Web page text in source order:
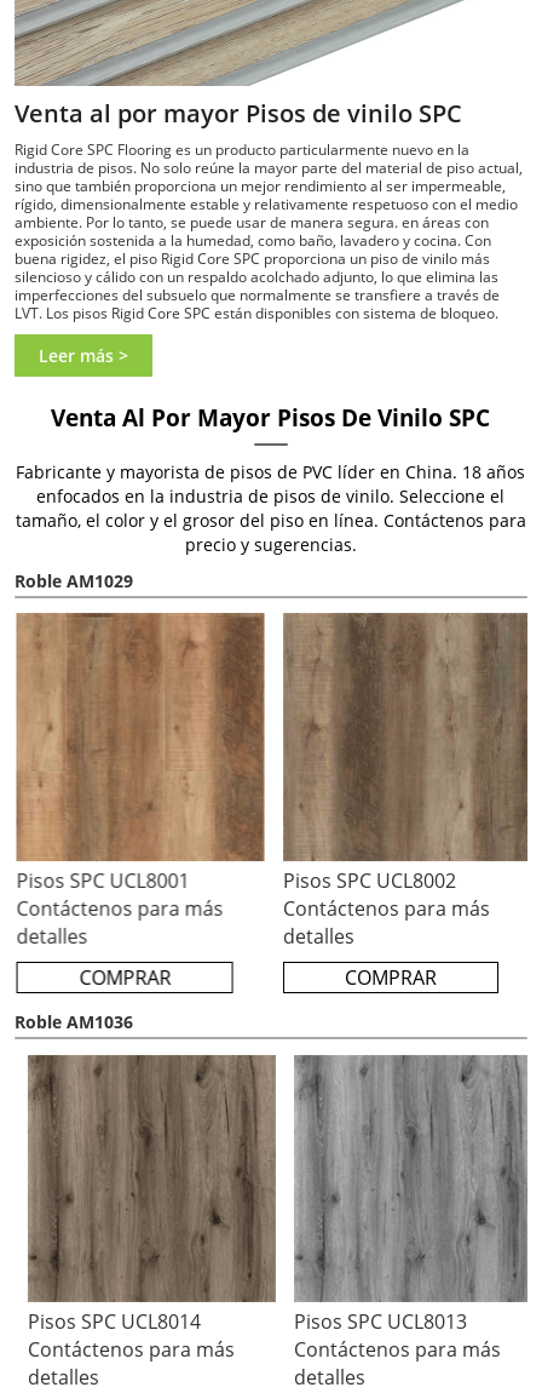
Venta al por mayor Pisos de vinilo SPC
Rigid Core SPC Flooring es un producto particularmente nuevo en la
industria de pisos. No solo reúne la mayor parte del material de piso actual,
sino que también proporciona un mejor rendimiento al ser impermeable,
rígido, dimensionalmente estable y relativamente respetuoso con el medio
ambiente. Por lo tanto, se puede usar de manera segura. en áreas con
exposición sostenida a la humedad, como baño, lavadero y cocina. Con
buena rigidez, el piso Rigid Core SPC proporciona un piso de vinilo más
silencioso y cálido con un respaldo acolchado adjunto, lo que elimina las
imperfecciones del subsuelo que normalmente se transfiere a través de
LVT. Los pisos Rigid Core SPC están disponibles con sistema de bloqueo.
Leer más >
Venta Al Por Mayor Pisos De Vinilo SPC
Fabricante y mayorista de pisos de PVC líder en China. 18 años
enfocados en la industria de pisos de vinilo. Seleccione el
tamaño, el color y el grosor del piso en línea. Contáctenos para
precio y sugerencias.
Roble AM1029
Pisos SPC UCL8001
Contáctenos para más
detalles
COMPRAR
Pisos SPC UCL8002
Contáctenos para más
detalles
COMPRAR
Roble AM1036
Pisos SPC UCL8014
Contáctenos para más
detalles
Pisos SPC UCL8013
Contáctenos para más
detalles